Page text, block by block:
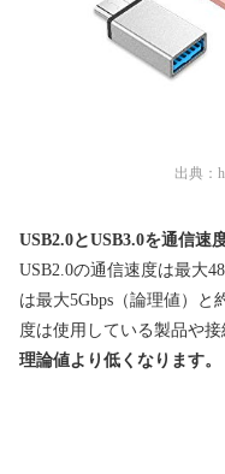
出典：
USB2.0とUSB3.0を通信速
USB2.0の通信速度は最大
は最大5Gbps（論理値）と
度は使用している製品や
理論値より低くなります。